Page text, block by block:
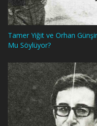
Tamer Yiğit ve Orhan
Mu Söylüyor?